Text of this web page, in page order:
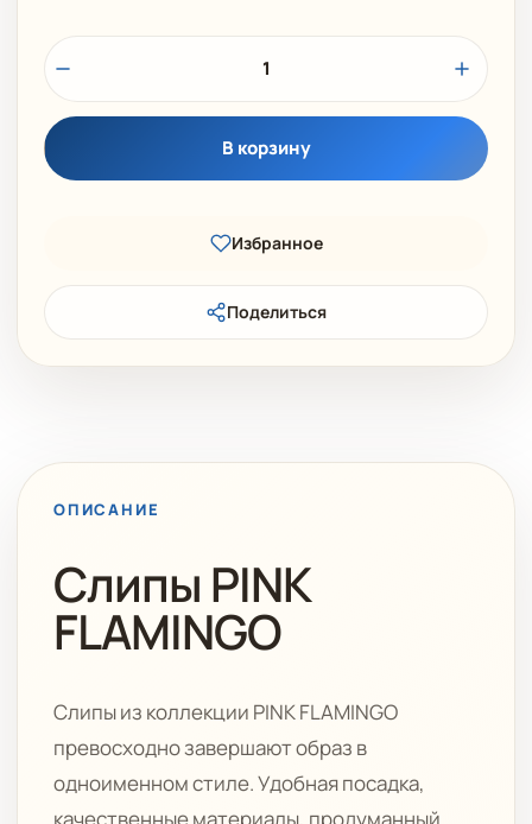
1
В корзину
Избранное
Поделиться
ОПИСАНИЕ
Слипы PINK
FLAMINGO
Слипы из коллекции PINK FLAMINGO
превосходно завершают образ в
одноименном стиле. Удобная посадка,